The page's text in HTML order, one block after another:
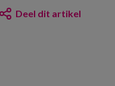
Deel dit artikel